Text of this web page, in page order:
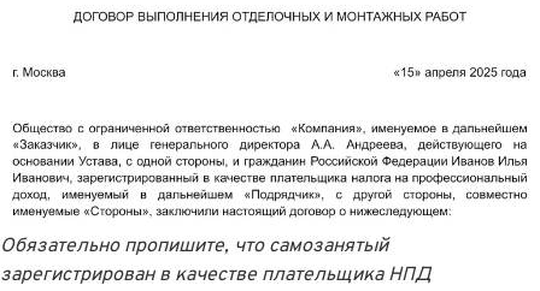
Обязательно пропишите, что самозанятый
зарегистрирован в качестве плательщика НПД